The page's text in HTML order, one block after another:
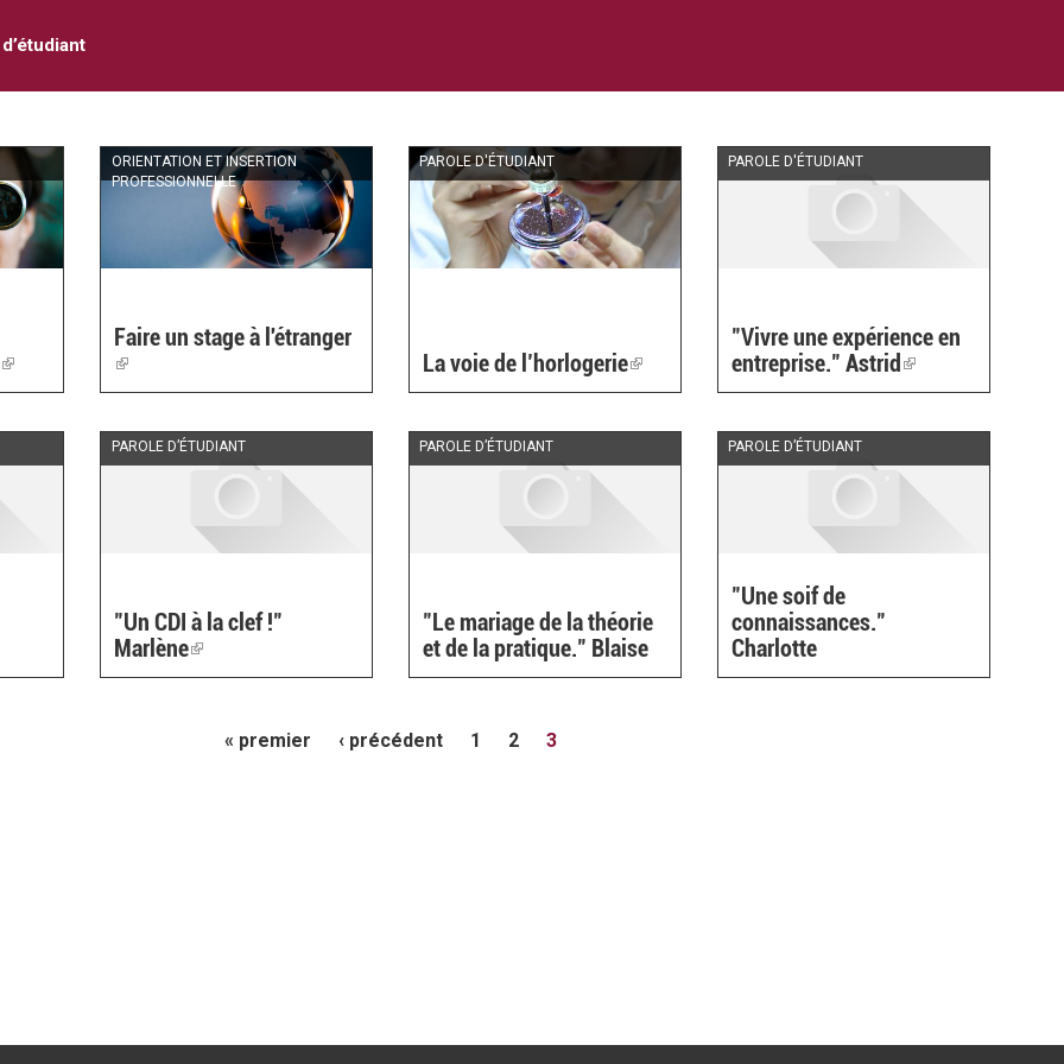
(link
is
ORIENTATION ET INSERTION
PROFESSIONNELLE
Faire un stage à l'étranger
(link
is
PAROLE D'ÉTUDIANT
La voie de l’horlogerie(link
is
PAROLE D'ÉTUDIANT
"Vivre une expérience en
entreprise." Astrid (link
is
PAROLE D’ÉTUDIANT
"Un CDI à la clef !"
Marlène(link
is
PAROLE D’ÉTUDIANT
"Le mariage de la théorie
et de la pratique." Blaise
PAROLE D’ÉTUDIANT
"Une soif de
connaissances."
Charlotte
« premier ‹ précédent 1 2 3